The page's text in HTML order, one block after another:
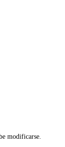
modificarse.